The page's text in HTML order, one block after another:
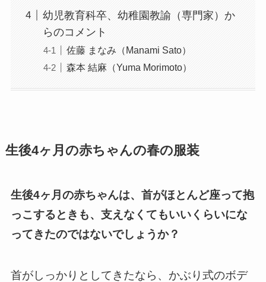
幼児教育科卒、幼稚園教諭（専門家）か
らのコメント
佐藤 まなみ（Manami Sato）
森本 結麻（Yuma Morimoto）
生後4ヶ月の赤ちゃんの春の服装
生後4ヶ月の赤ちゃんは、首がほとんど座って抱
っこするときも、支えなくてもいいくらいにな
ってきたのではないでしょうか？
首がしっかりとしてきたなら、かぶり式のボデ